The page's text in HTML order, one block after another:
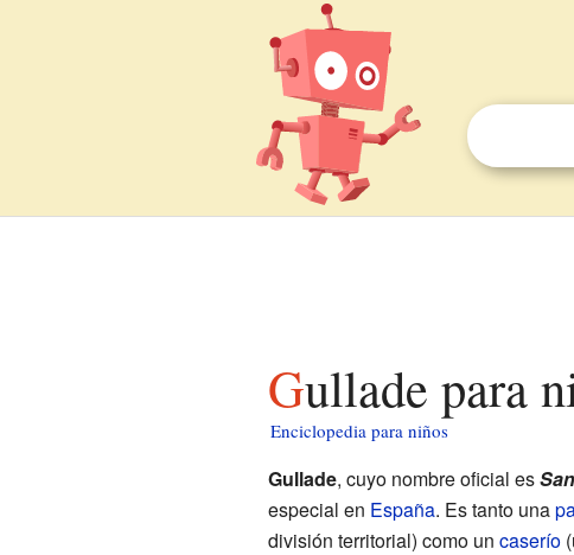
Gullade para
Enciclopedia para niños
Gullade, cuyo nombre oficial es
especial en España. Es tanto una
división territorial) como un caserío